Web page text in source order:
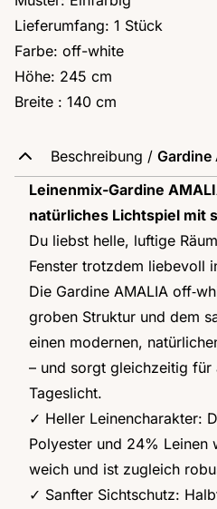
Lieferumfang: 1 Stück
Farbe: off-white
Höhe: 245 cm
Breite : 140 cm
Beschreibung /
Leinenmix-Gardine
natürliches Lichtspiel mit
Du liebst helle, luftige
Fenster trotzdem liebevoll
Die Gardine AMALIA
groben Struktur und dem
einen modernen,
– und sorgt gleichzeitig für
Tageslicht.
✓ Heller Leinencharakter:
Polyester und 24% Leinen
weich und ist zugleich
✓ Sanfter Sichtschutz: